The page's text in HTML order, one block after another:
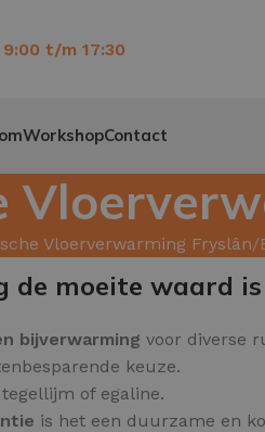
9:00 t/m 17:30
WorkshopContact
Vloerverwarming Fryslân
de moeite waard is
bijverwarming voor diverse
keuze.
of egaline.
is het een duurzame en